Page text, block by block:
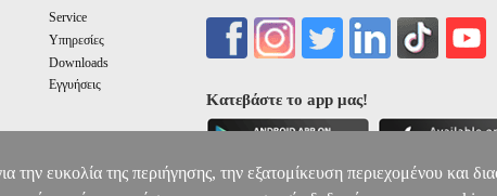
Service
Υπηρεσίες
Downloads
Εγγυήσεις
Κατεβάστε το app μας!
την ευκολία της περιήγησης, την εξατομίκευση περιεχομένου και